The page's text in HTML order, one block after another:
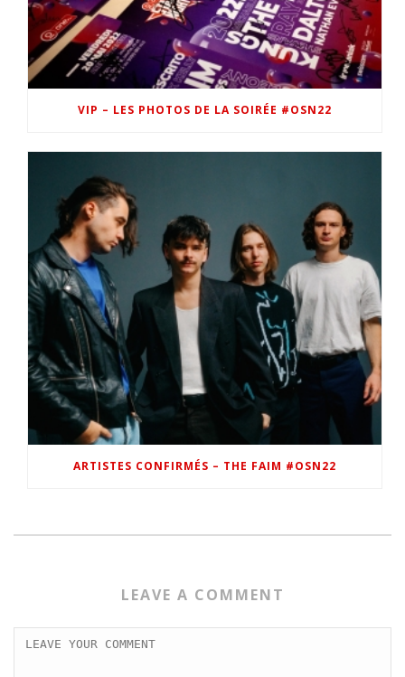
VIP – LES PHOTOS DE LA SOIRÉE #OSN22
ARTISTES CONFIRMÉS – THE FAIM #OSN22
LEAVE A COMMENT